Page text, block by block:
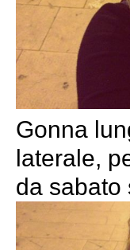
Gonna
laterale,
da sabato